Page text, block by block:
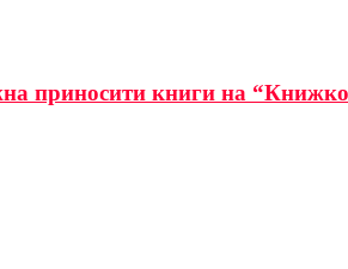
приносити книги на